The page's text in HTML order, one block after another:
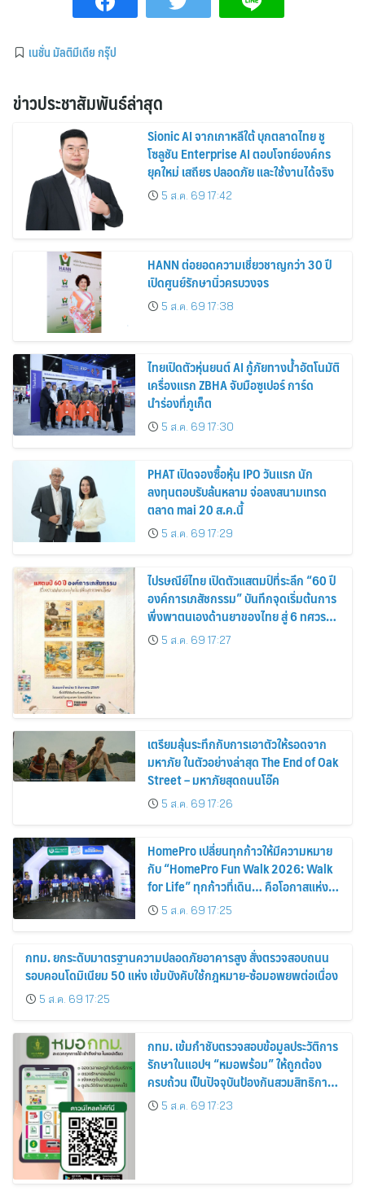
เนชั่น มัลติมีเดีย กรุ๊ป
ข่าวประชาสัมพันธ์ล่าสุด
Sionic AI จากเกาหลีใต้ บุกตลาดไทย ชู
โซลูชัน Enterprise AI ตอบโจทย์องค์กร
ยุคใหม่ เสถียร ปลอดภัย และใช้งานได้จริง
5 ส.ค. 69 17:42
HANN ต่อยอดความเชี่ยวชาญกว่า 30 ปี
เปิดศูนย์รักษานิ่วครบวงจร
5 ส.ค. 69 17:38
ไทยเปิดตัวหุ่นยนต์ AI กู้ภัยทางน้ำอัตโนมัติ
เครื่องแรก ZBHA จับมือซูเปอร์ การ์ด
นำร่องที่ภูเก็ต
5 ส.ค. 69 17:30
PHAT เปิดจองซื้อหุ้น IPO วันแรก นัก
ลงทุนตอบรับล้นหลาม จ่อลงสนามเทรด
ตลาด mai 20 ส.ค.นี้
5 ส.ค. 69 17:29
ไปรษณีย์ไทย เปิดตัวแสตมป์ที่ระลึก “60 ปี
องค์การเภสัชกรรม” บันทึกจุดเริ่มต้นการ
พึ่งพาตนเองด้านยาของไทย สู่ 6 ทศวรรษ
แห่งการพัฒนาสุขภาพคนไทย
5 ส.ค. 69 17:27
เตรียมลุ้นระทึกกับการเอาตัวให้รอดจาก
มหาภัย ในตัวอย่างล่าสุด The End of Oak
Street – มหาภัยสุดถนนโอ๊ค
5 ส.ค. 69 17:26
HomePro เปลี่ยนทุกก้าวให้มีความหมาย
กับ “HomePro Fun Walk 2026: Walk
for Life” ทุกก้าวที่เดิน… คือโอกาสแห่ง
การมีชีวิต
5 ส.ค. 69 17:25
กทม. ยกระดับมาตรฐานความปลอดภัยอาคารสูง สั่งตรวจสอบถนน
รอบคอนโดมิเนียม 50 แห่ง เข้มบังคับใช้กฎหมาย-ซ้อมอพยพต่อเนื่อง
5 ส.ค. 69 17:25
กทม. เข้มกำชับตรวจสอบข้อมูลประวัติการ
รักษาในแอปฯ “หมอพร้อม” ให้ถูกต้อง
ครบถ้วน เป็นปัจจุบันป้องกันสวมสิทธิการ
รักษา5 ส.ค. 69 17:23